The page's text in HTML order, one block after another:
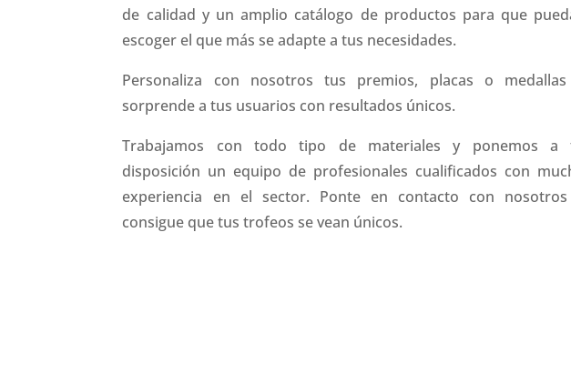
de calidad y un amplio catálogo de productos para que
escoger el que más se adapte a tus necesidades.
Personaliza con nosotros tus premios, placas o
sorprende a tus usuarios con resultados únicos.
Trabajamos con todo tipo de materiales y ponemos a
disposición un equipo de profesionales cualificados con
experiencia en el sector. Ponte en contacto con
consigue que tus trofeos se vean únicos.